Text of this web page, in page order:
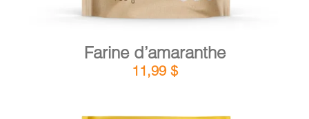
Farine d’amaranthe
11,99 $